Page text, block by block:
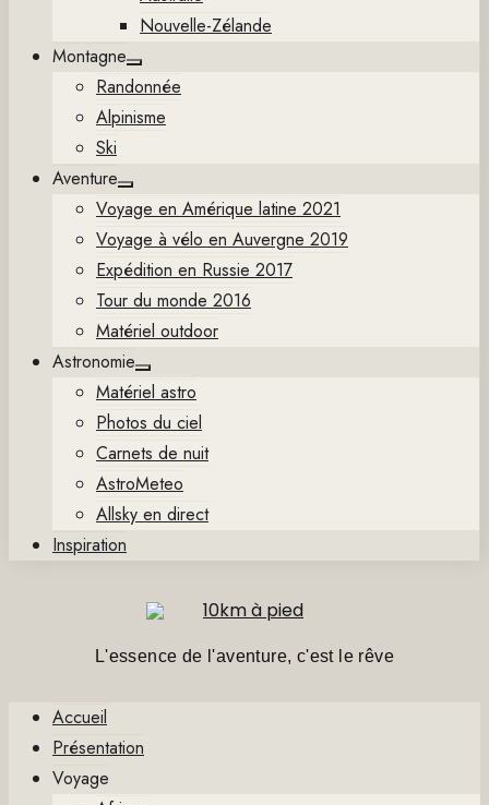
menu
Nouvelle-Zélande
Montagne
Show
sub
menu
Randonnée
Alpinisme
Ski
Aventure
Show
sub
menu
Voyage en Amérique latine 2021
Voyage à vélo en Auvergne 2019
Expédition en Russie 2017
Tour du monde 2016
Matériel outdoor
Astronomie
Show
sub
menu
Matériel astro
Photos du ciel
Carnets de nuit
AstroMeteo
Allsky en direct
Inspiration
L'essence de l'aventure, c'est le rêve
Accueil
Présentation
Voyage